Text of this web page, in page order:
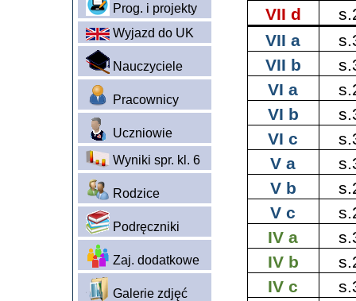
Prog. i projekty
Wyjazd do UK
Nauczyciele
Pracownicy
Uczniowie
Wyniki spr. kl. 6
Rodzice
Podręczniki
Zaj. dodatkowe
Galerie zdjęć
VII d
VII a
VII b
VI a
VI b
VI c
V a
V b
V c
IV a
IV b
IV c